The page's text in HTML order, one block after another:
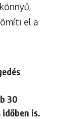
el a
30
is.